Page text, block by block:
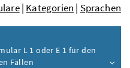
| Kategorien | Sprachen
L 1 oder E 1 für den
Fällen